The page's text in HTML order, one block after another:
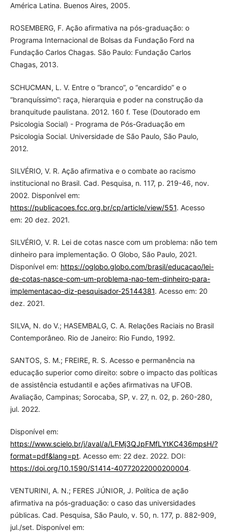
América Latina. Buenos Aires, 2005.
ROSEMBERG, F. Ação afirmativa na pós-graduação: o
Programa Internacional de Bolsas da Fundação Ford na
Fundação Carlos Chagas. São Paulo: Fundação Carlos
Chagas, 2013.
SCHUCMAN, L. V. Entre o “branco”, o “encardido” e o
“branquíssimo”: raça, hierarquia e poder na construção da
branquitude paulistana. 2012. 160 f. Tese (Doutorado em
Psicologia Social) - Programa de Pós-Graduação em
Psicologia Social. Universidade de São Paulo, São Paulo,
2012.
SILVÉRIO, V. R. Ação afirmativa e o combate ao racismo
institucional no Brasil. Cad. Pesquisa, n. 117, p. 219-46, nov.
2002. Disponível em:
https://publicacoes.fcc.org.br/cp/article/view/551. Acesso
em: 20 dez. 2021.
SILVÉRIO, V. R. Lei de cotas nasce com um problema: não tem
dinheiro para implementação. O Globo, São Paulo, 2021.
Disponível em: https://oglobo.globo.com/brasil/educacao/lei-
de-cotas-nasce-com-um-problema-nao-tem-dinheiro-para-
implementacao-diz-pesquisador-25144381. Acesso em: 20
dez. 2021.
SILVA, N. do V.; HASEMBALG, C. A. Relações Raciais no Brasil
Contemporâneo. Rio de Janeiro: Rio Fundo, 1992.
SANTOS, S. M.; FREIRE, R. S. Acesso e permanência na
educação superior como direito: sobre o impacto das políticas
de assistência estudantil e ações afirmativas na UFOB.
Avaliação, Campinas; Sorocaba, SP, v. 27, n. 02, p. 260-280,
jul. 2022.
Disponível em:
https://www.scielo.br/j/aval/a/LFMj3QJpFMfLYtKC436mpsH/?
format=pdf&lang=pt. Acesso em: 22 dez. 2022. DOI:
https://doi.org/10.1590/S1414-40772022000200004.
VENTURINI, A. N.; FERES JÚNIOR, J. Política de ação
afirmativa na pós-graduação: o caso das universidades
públicas. Cad. Pesquisa, São Paulo, v. 50, n. 177, p. 882-909,
jul./set. Disponível em: